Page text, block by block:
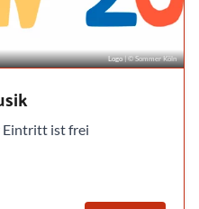
Logo| © Sommer Köln
Eintritt ist frei